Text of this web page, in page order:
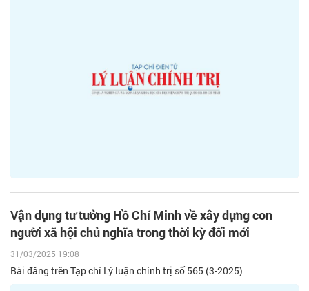
Vận dụng tư tưởng Hồ Chí Minh về xây dựng con
người xã hội chủ nghĩa trong thời kỳ đổi mới
31/03/2025 19:08
Bài đăng trên Tạp chí Lý luận chính trị số 565 (3-2025)